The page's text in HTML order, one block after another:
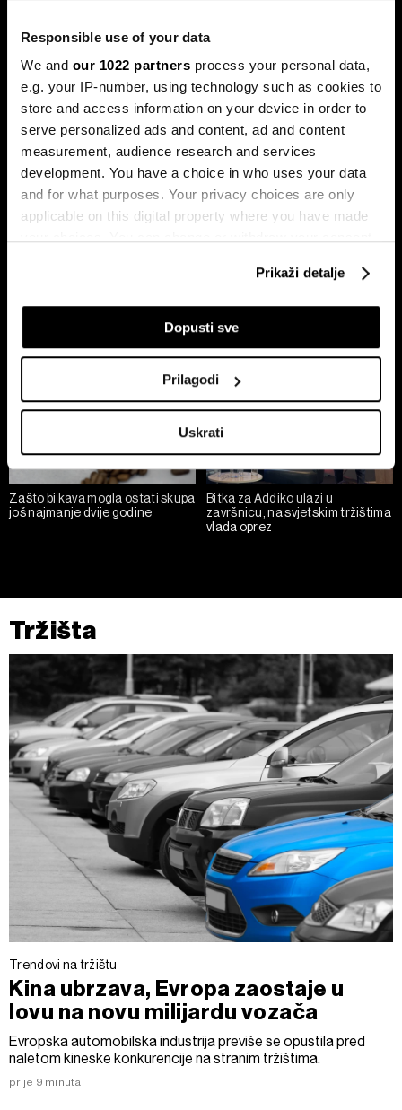
Responsible use of your data
We and our 1022 partners process your personal data,
e.g. your IP-number, using technology such as cookies to
store and access information on your device in order to
serve personalized ads and content, ad and content
measurement, audience research and services
development. You have a choice in who uses your data
and for what purposes. Your privacy choices are only
applicable on this digital property where you have made
If you allow, we would also like to:
Collect information about your geographical
Identify your device by actively scanning it for
specific characteristics (fingerprinting)
Find out more about how your personal data is processed
and set your preferences in thedetails section.
Zajednički voditelji obrade su HD-WIN ARENA SPORT
ažurirati klikom na „Prikaži detalje“. Privolu možete u bilo
kojem trenutku povući bez negativnih posljedica.
Prikaži detalje
Dopusti sve
Prilagodi
Uskrati
Ljeto na burzama: Psihologija
ulagača kao najveći neprijatelj
Povijesni podaci pokazuju da su lipanj i srpanj mjeseci s
najmanjom volatilnošću na burzama.
Končar predvodi regiju
regionalni prvaci nižu rekorde
Zašto bi kava mogla ostati skupa
još najmanje dvije godine
Bitka za Addiko ulazi u
završnicu, na svjetskim tržištima
vlada oprez
Tržišta
Trendovi na tržištu
Kina ubrzava, Evropa zaostaje u
lovu na novu milijardu vozača
Evropska automobilska industrija previše se opustila pred
naletom kineske konkurencije na stranim tržištima.
prije 9 minuta